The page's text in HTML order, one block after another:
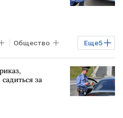
Еще5
Общество
МВД ДПС
за